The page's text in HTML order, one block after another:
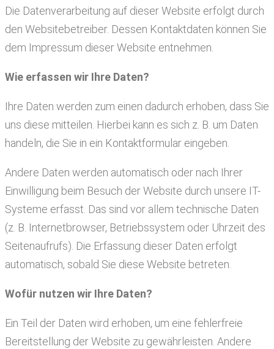
Die Datenverarbeitung auf dieser Website erfolgt durch
den Websitebetreiber. Dessen Kontaktdaten können Sie
dem Impressum dieser Website entnehmen.
Wie erfassen wir Ihre Daten?
Ihre Daten werden zum einen dadurch erhoben, dass Sie
uns diese mitteilen. Hierbei kann es sich z. B. um Daten
handeln, die Sie in ein Kontaktformular eingeben.
Andere Daten werden automatisch oder nach Ihrer
Einwilligung beim Besuch der Website durch unsere IT-
Systeme erfasst. Das sind vor allem technische Daten
(z. B. Internetbrowser, Betriebssystem oder Uhrzeit des
Seitenaufrufs). Die Erfassung dieser Daten erfolgt
automatisch, sobald Sie diese Website betreten.
Wofür nutzen wir Ihre Daten?
Ein Teil der Daten wird erhoben, um eine fehlerfreie
Bereitstellung der Website zu gewährleisten. Andere